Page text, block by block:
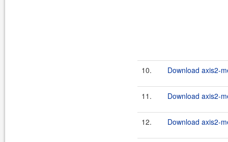
10. Download axis2-
11. Download axis2-
12. Download axis2-